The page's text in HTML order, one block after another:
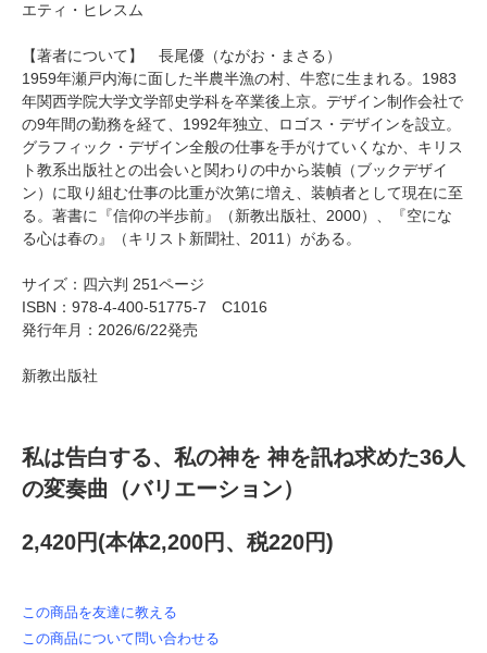
エティ・ヒレスム
【著者について】 長尾優（ながお・まさる）
1959年瀬戸内海に面した半農半漁の村、牛窓に生まれる。1983
年関西学院大学文学部史学科を卒業後上京。デザイン制作会社で
の9年間の勤務を経て、1992年独立、ロゴス・デザインを設立。
グラフィック・デザイン全般の仕事を手がけていくなか、キリス
ト教系出版社との出会いと関わりの中から装幀（ブックデザイ
ン）に取り組む仕事の比重が次第に増え、装幀者として現在に至
る。著書に『信仰の半歩前』（新教出版社、2000）、『空にな
る心は春の』（キリスト新聞社、2011）がある。
サイズ：四六判 251ページ
ISBN：978-4-400-51775-7 C1016
発行年月：2026/6/22発売
新教出版社
私は告白する、私の神を 神を訊ね求めた36人
の変奏曲（バリエーション）
2,420円(本体2,200円、税220円)
この商品を友達に教える
この商品について問い合わせる